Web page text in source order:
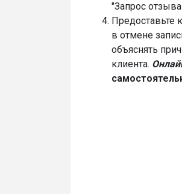
"Запрос
Предоставьте
в отмене
объяснять
клиента.